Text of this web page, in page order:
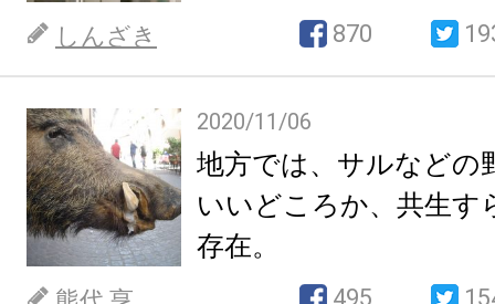
しんざき 870
2020/11/06
地方では、サルなどの
いいどころか、共生す
存在。
495